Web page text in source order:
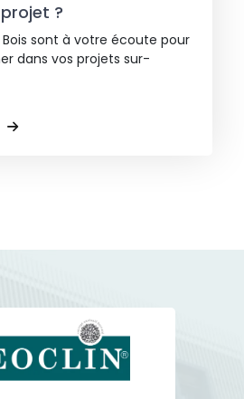
?
Bois sont à votre écoute pour
dans vos projets sur-